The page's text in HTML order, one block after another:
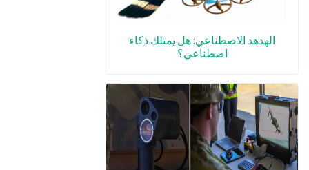
الهدهد الاصطناعي: هل يمتلك ذكاء
اصطناعي؟